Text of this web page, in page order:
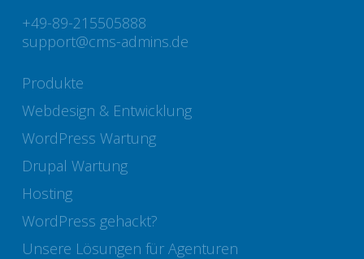
+49-89-215505888
support@cms-admins.de
Produkte
Webdesign & Entwicklung
WordPress Wartung
Drupal Wartung
Hosting
WordPress gehackt?
Unsere Lösungen für Agenturen